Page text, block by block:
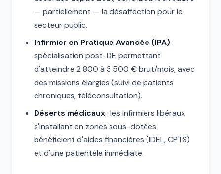
— partiellement — la désaffection pour le
secteur public.
Infirmier en Pratique Avancée (IPA) :
spécialisation post-DE permettant
d'atteindre 2 800 à 3 500 € brut/mois, avec
des missions élargies (suivi de patients
chroniques, téléconsultation).
Déserts médicaux: les infirmiers libéraux
s'installant en zones sous-dotées
bénéficient d'aides financières (IDEL, CPTS)
et d'une patientèle immédiate.